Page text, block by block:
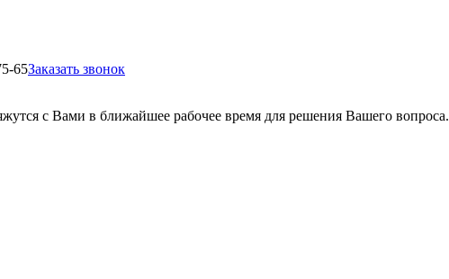
65Заказать звонок
с Вами в ближайшее рабочее время для решения Вашего вопроса.